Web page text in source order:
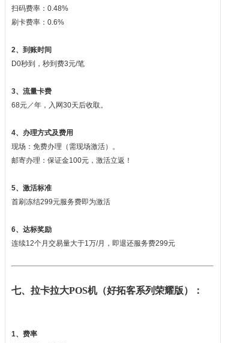
扫码费率：0.48%
刷卡费率：0.6%
2、到账时间
D0秒到，秒到费3元/笔
3、流量卡费
68元／年，入网30天后收取。
4、办理方式及费用
现场：免费办理（需现场激活）。
邮寄办理：保证金100元，激活立返！
5、激活标准
首刷冻结299元服务费即为激活
6、达标奖励
连续12个月交易量大于1万/月，即退还服务费299元
七、拉卡拉大POS机（好拓客系列荣耀版）：
1、费率